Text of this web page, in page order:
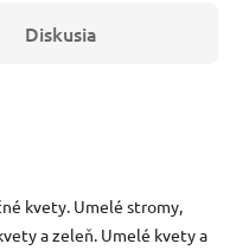
Diskusia
kvety. Umelé stromy,
a zeleň. Umelé kvety a